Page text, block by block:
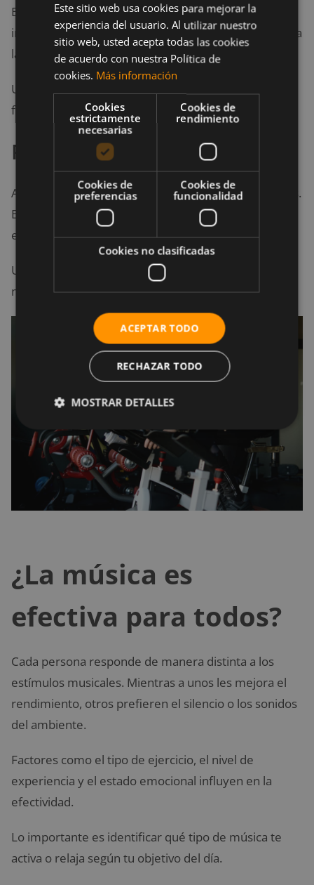
En estas actividades, es mejor optar por música
instrumental, ambiental o de ritmo suave. Esto facilita
la respiración y la conexión mente-cuerpo.
Usa música por debajo de los 100 BPM para
fomentar la calma.
Recuperación o movilidad
Al finalizar el entrenamiento, elige sonidos relajantes.
Esto ayuda a disminuir el ritmo cardíaco y volver al
estado de reposo.
Una playlist con piano, cuerdas o sonidos de la
naturaleza puede ser útil.
¿La música es
efectiva para todos?
Cada persona responde de manera distinta a los
estímulos musicales. Mientras a unos les mejora el
rendimiento, otros prefieren el silencio o los sonidos
del ambiente.
Factores como el tipo de ejercicio, el nivel de
experiencia y el estado emocional influyen en la
efectividad.
Lo importante es identificar qué tipo de música te
activa o relaja según tu objetivo del día.
Este sitio web usa cookies para mejorar la
experiencia del usuario. Al utilizar nuestro
sitio web, usted acepta todas las cookies
de acuerdo con nuestra Política de
cookies. Más información
Cookies
estrictamente
necesarias
Cookies de
rendimiento
Cookies de
preferencias
Cookies de
funcionalidad
Cookies no clasificadas
ACEPTAR TODO
RECHAZAR TODO
MOSTRAR DETALLES